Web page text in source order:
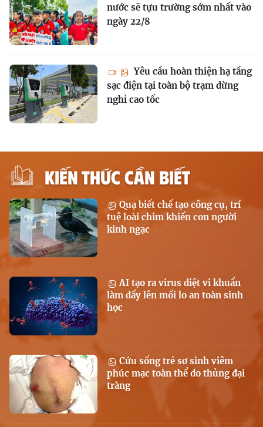
nước sẽ tựu trường sớm nhất vào
ngày 22/8
Yêu cầu hoàn thiện hạ tầng
sạc điện tại toàn bộ trạm dừng
nghỉ cao tốc
KIẾN THỨC CẦN BIẾT
Quạ biết chế tạo công cụ, trí
tuệ loài chim khiến con người
kinh ngạc
AI tạo ra virus diệt vi khuẩn
làm dấy lên mối lo an toàn sinh
học
Cứu sống trẻ sơ sinh viêm
phúc mạc toàn thể do thủng đại
tràng